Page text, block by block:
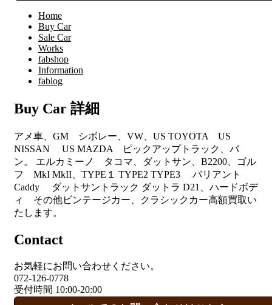
Home
Buy Car
Sale Car
Works
fabshop
Information
fablog
Buy Car 詳細
アメ車、GM シボレー、VW、US TOYOTA US
NISSAN US MAZDA ピックアップトラック、バ
ン。 エルカミーノ タコマ、ダットサン、B2200、ゴル
フ MkI MkII、TYPE１ TYPE2 TYPE3 バリアント
Caddy ダットサントラック ダットラ D21、ハードボデ
ィ その他ビンテージカー、クラシックカー高額買取い
たします。
Contact
お気軽にお問い合わせください。
072-126-0778
受付時間 10:00-20:00